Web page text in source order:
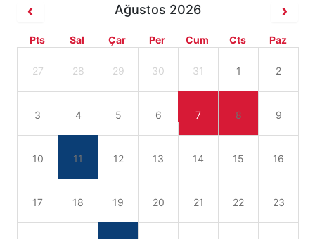
Ağustos 2026
Pts Sal Çar Per Cum Cts Paz
27 28 29 30 31 1 2
3 4 5 6 7 8 9
10 11 12 13 14 15 16
17 18 19 20 21 22 23